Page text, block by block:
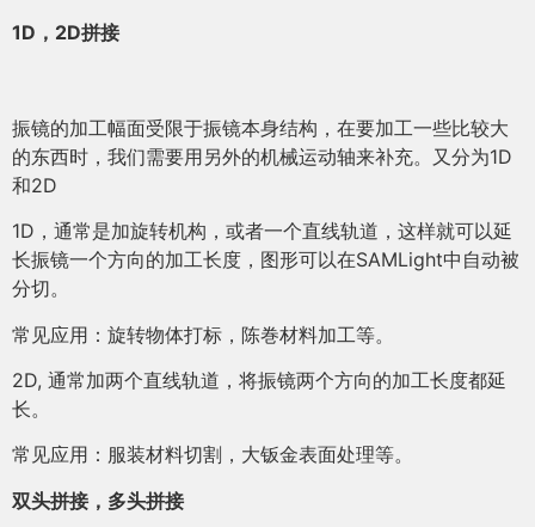
1D，2D拼接
振镜的加工幅面受限于振镜本身结构，在要加工一些比较大
的东西时，我们需要用另外的机械运动轴来补充。又分为1D
和2D
1D，通常是加旋转机构，或者一个直线轨道，这样就可以延
长振镜一个方向的加工长度，图形可以在SAMLight中自动被
分切。
常见应用：旋转物体打标，陈巻材料加工等。
2D, 通常加两个直线轨道，将振镜两个方向的加工长度都延
长。
常见应用：服装材料切割，大钣金表面处理等。
双头拼接，多头拼接